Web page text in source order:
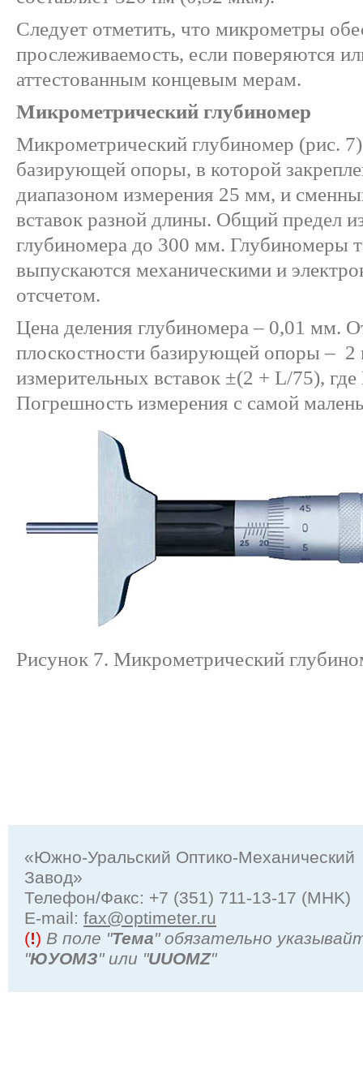
Следует отметить, что микрометры
прослеживаемость, если поверяются
аттестованным концевым мерам.
Микрометрический глубиномер
Микрометрический глубиномер (рис. 7)
базирующей опоры, в которой
диапазоном измерения 25 мм, и
вставок разной длины. Общий предел
глубиномера до 300 мм. Глубиномеры
выпускаются механическими и
отсчетом.
Цена деления глубиномера – 0,01 мм.
плоскостности базирующей опоры –
измерительных вставок ±(2 + L/75), где
Погрешность измерения с самой
Рисунок 7. Микрометрический
«Южно-Уральский Оптико-Механический
Завод»
Телефон/Факс: +7 (351) 711-13-17 (MHK)
Е-mail: fax@optimeter.ru
(!) В поле "Тема" обязательно
"ЮУОМЗ" или "UUOMZ"